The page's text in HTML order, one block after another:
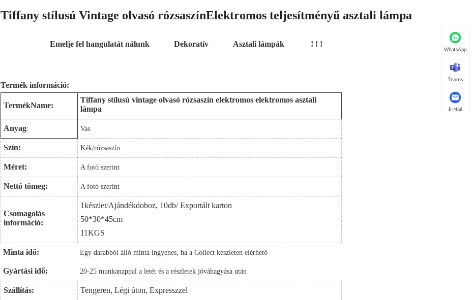
Tiffany stílusú Vintage olvasó rózsaszínElektromos teljesítményű asztali lámpa
Emelje fel hangulatát nálunk Dekoratív Asztali lámpák ! ! !
Termék információ:
TermékName:
Tiffany stílusú vintage olvasó rózsaszín elektromos elektromos asztali
lámpa
Anyag: Vas
Szín: Kék/rózsaszín
Méret: A fotó szerint
Nettó tömeg: A fotó szerint
Csomagolás
információ:
1készlet/Ajándékdoboz, 10db/Exportált karton
50*30*45cm
11KGS
Minta idő: Egy darabból álló minta ingyenes, ha a Collect készleten elérhető
Gyártási idő: 20-25 munkanappal a letét és a részletek jóváhagyása után
Szállítás: Tengeren, Légi úton, Expresszzel
WhatsApp
Teams
E-Mail